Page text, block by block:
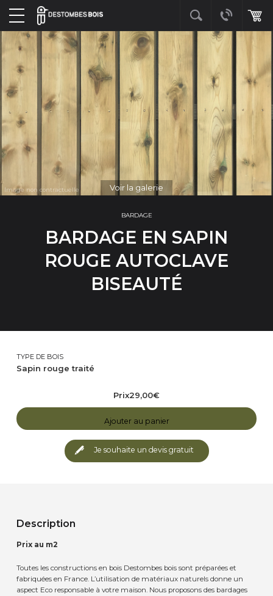
Voir la galerie
BARDAGE
BARDAGE EN SAPIN
ROUGE AUTOCLAVE
BISEAUTÉ
TYPE DE BOIS
Sapin rouge traité
Prix29,00€
Ajouter au panier
Je souhaite un devis gratuit
Description
Prix au m2
Toutes les constructions en bois Destombes bois sont préparées et
fabriquées en France. L’utilisation de matériaux naturels donne un
aspect Eco responsable à votre maison. Nous proposons des bardages